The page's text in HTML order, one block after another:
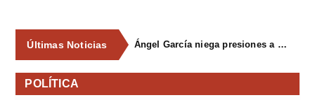
Últimas Noticias Ángel García niega presiones a comercios y asegura que el Ayuntamiento cumple "de manera muy rigurosa" la Ley de Contratos
POLÍTICA